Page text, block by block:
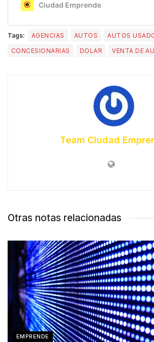
Tags: AGENCIAS AUTOS
AUTOS
CONCESIONARIAS
DOLAR VENTA DE
Team Ciudad
Otras notas relacionadas
EMPRENDE